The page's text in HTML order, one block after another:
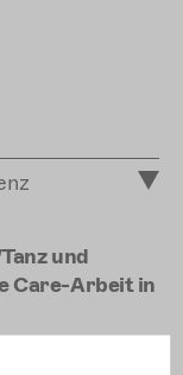
und
Care-Arbeit in